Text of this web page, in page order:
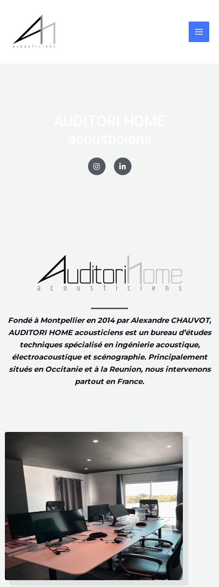
Fondé à Montpellier en 2014 par Alexandre CHAUVOT,
AUDITORI HOME acousticiens est un bureau d’études
techniques spécialisé en ingénierie acoustique,
électroacoustique et scénographie. Principalement
situés en Occitanie et à la Reunion, nous intervenons
partout en France.